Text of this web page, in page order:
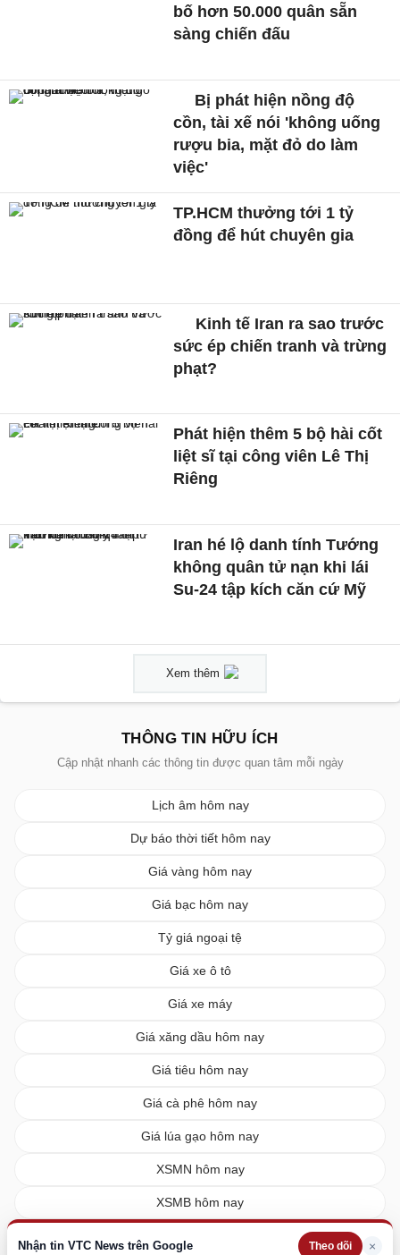
Nhận tin VTC News trên Google Theo dõi ×
bố hơn 50.000 quân sẵn
sàng chiến đấu
Bị phát hiện nồng độ
cồn, tài xế nói 'không uống
rượu bia, mặt đỏ do làm
việc'
TP.HCM thưởng tới 1 tỷ
đồng để hút chuyên gia
Kinh tế Iran ra sao trước
sức ép chiến tranh và trừng
phạt?
Phát hiện thêm 5 bộ hài cốt
liệt sĩ tại công viên Lê Thị
Riêng
Iran hé lộ danh tính Tướng
không quân tử nạn khi lái
Su-24 tập kích căn cứ Mỹ
Xem thêm
THÔNG TIN HỮU ÍCH
Cập nhật nhanh các thông tin được quan tâm mỗi ngày
Lịch âm hôm nay
Dự báo thời tiết hôm nay
Giá vàng hôm nay
Giá bạc hôm nay
Tỷ giá ngoại tệ
Giá xe ô tô
Giá xe máy
Giá xăng dầu hôm nay
Giá tiêu hôm nay
Giá cà phê hôm nay
Giá lúa gạo hôm nay
XSMN hôm nay
XSMB hôm nay